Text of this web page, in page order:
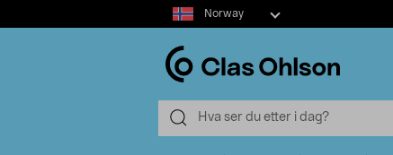
Select
market
Norway